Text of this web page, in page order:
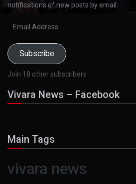
notifications of new posts by email.
Subscribe
Join 18 other subscribers
Vivara News – Facebook
Main Tags
vivara news